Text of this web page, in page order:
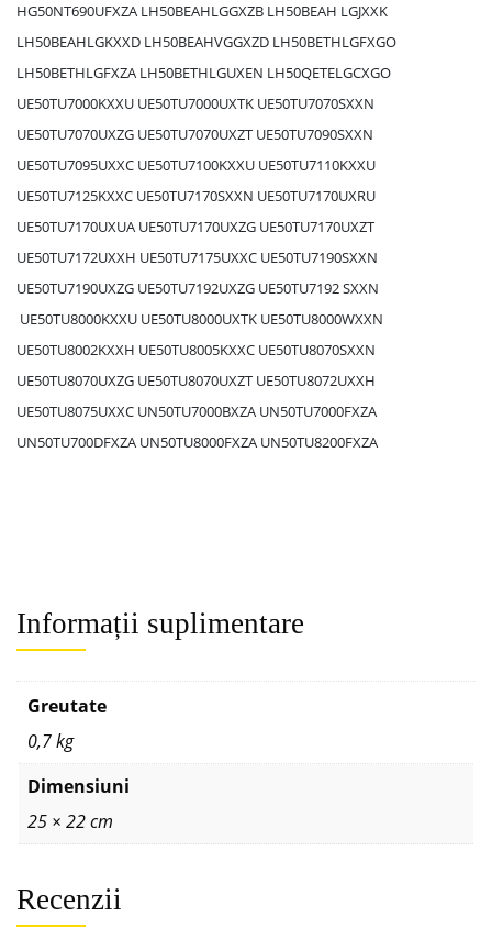
HG50NT690UFXZA LH50BEAHLGGXZB LH50BEAH LGJXXK
LH50BEAHLGKXXD LH50BEAHVGGXZD LH50BETHLGFXGO
LH50BETHLGFXZA LH50BETHLGUXEN LH50QETELGCXGO
UE50TU7000KXXU UE50TU7000UXTK UE50TU7070SXXN
UE50TU7070UXZG UE50TU7070UXZT UE50TU7090SXXN
UE50TU7095UXXC UE50TU7100KXXU UE50TU7110KXXU
UE50TU7125KXXC UE50TU7170SXXN UE50TU7170UXRU
UE50TU7170UXUA UE50TU7170UXZG UE50TU7170UXZT
UE50TU7172UXXH UE50TU7175UXXC UE50TU7190SXXN
UE50TU7190UXZG UE50TU7192UXZG UE50TU7192 SXXN
UE50TU8000KXXU UE50TU8000UXTK UE50TU8000WXXN
UE50TU8002KXXH UE50TU8005KXXC UE50TU8070SXXN
UE50TU8070UXZG UE50TU8070UXZT UE50TU8072UXXH
UE50TU8075UXXC UN50TU7000BXZA UN50TU7000FXZA
UN50TU700DFXZA UN50TU8000FXZA UN50TU8200FXZA
Informații suplimentare
Greutate
0,7 kg
Dimensiuni
25 × 22 cm
Recenzii